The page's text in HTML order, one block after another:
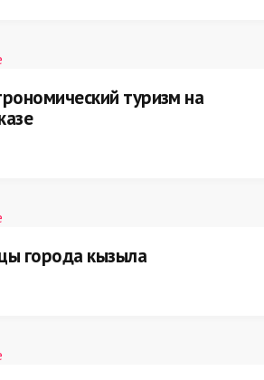
туризм на
города кызыла